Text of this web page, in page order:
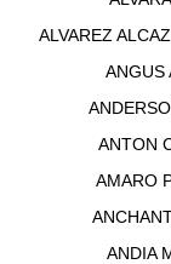
ALVAREZ
ANGUS
ANTON
AMARO
ANDIA